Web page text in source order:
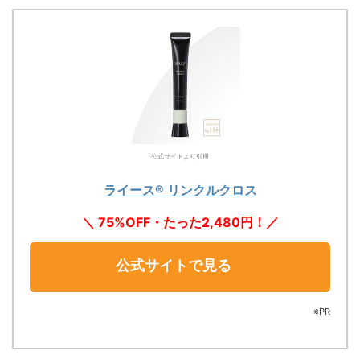
公式サイトより引用
ライース® リンクルクロス
＼ 75%OFF・たった2,480円！／
公式サイトで見る
※PR